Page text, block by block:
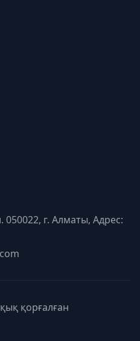
050022, г. Алматы, Адрес:
қорғалған